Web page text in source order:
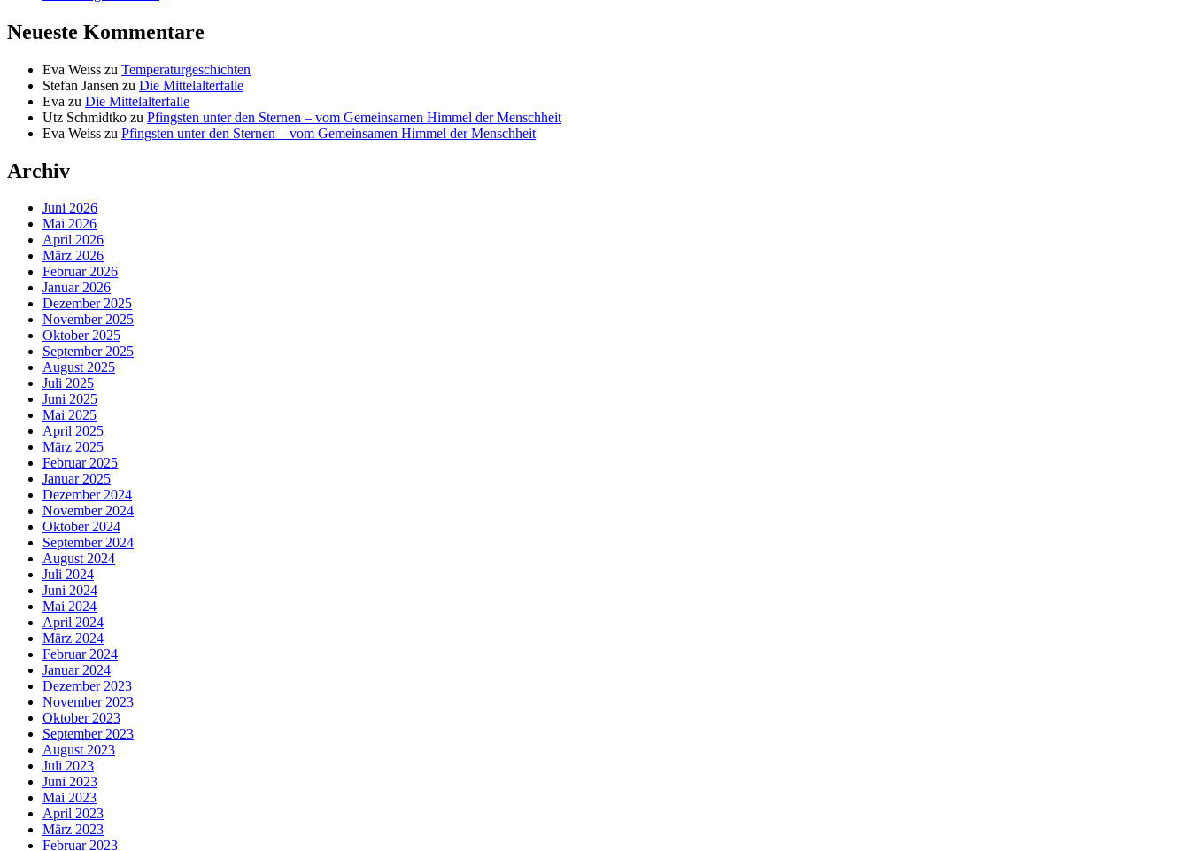
Neueste Kommentare
Eva Weiss zu Temperaturgeschichten
Stefan Jansen zu Die Mittelalterfalle
Eva zu Die Mittelalterfalle
Utz Schmidtko zu Pfingsten unter den Sternen – vom Gemeinsamen Himmel der Menschheit
Eva Weiss zu Pfingsten unter den Sternen – vom Gemeinsamen Himmel der Menschheit
Archiv
Juni 2026
Mai 2026
April 2026
März 2026
Februar 2026
Januar 2026
Dezember 2025
November 2025
Oktober 2025
September 2025
August 2025
Juli 2025
Juni 2025
Mai 2025
April 2025
März 2025
Februar 2025
Januar 2025
Dezember 2024
November 2024
Oktober 2024
September 2024
August 2024
Juli 2024
Juni 2024
Mai 2024
April 2024
März 2024
Februar 2024
Januar 2024
Dezember 2023
November 2023
Oktober 2023
September 2023
August 2023
Juli 2023
Juni 2023
Mai 2023
April 2023
März 2023
Februar 2023